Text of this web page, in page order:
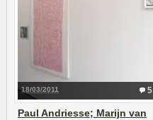
5
18/03/2011
Paul Andriesse; Marijn van